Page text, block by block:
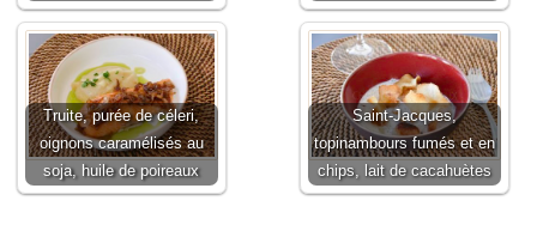
Truite, purée de céleri,
oignons caramélisés au
soja, huile de poireaux
Saint-Jacques,
topinambours fumés et en
chips, lait de cacahuètes